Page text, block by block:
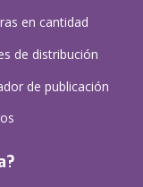
en cantidad
de distribución
de publicación